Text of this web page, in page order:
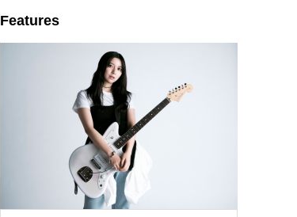
Features